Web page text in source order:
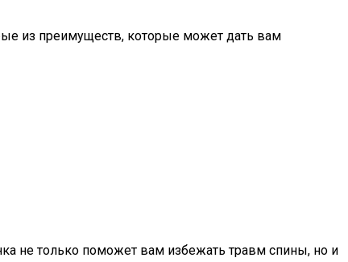
из преимуществ, которые может дать вам
не только поможет вам избежать травм спины, но и